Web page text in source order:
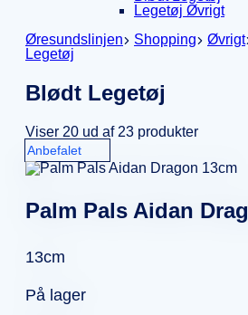
Legetøj Øvrigt
Øresundslinjen
Shopping Øvrigt
Legetøj
Blødt Legetøj
Viser 20 ud af 23 produkter
Palm Pals Aidan
13cm
På lager